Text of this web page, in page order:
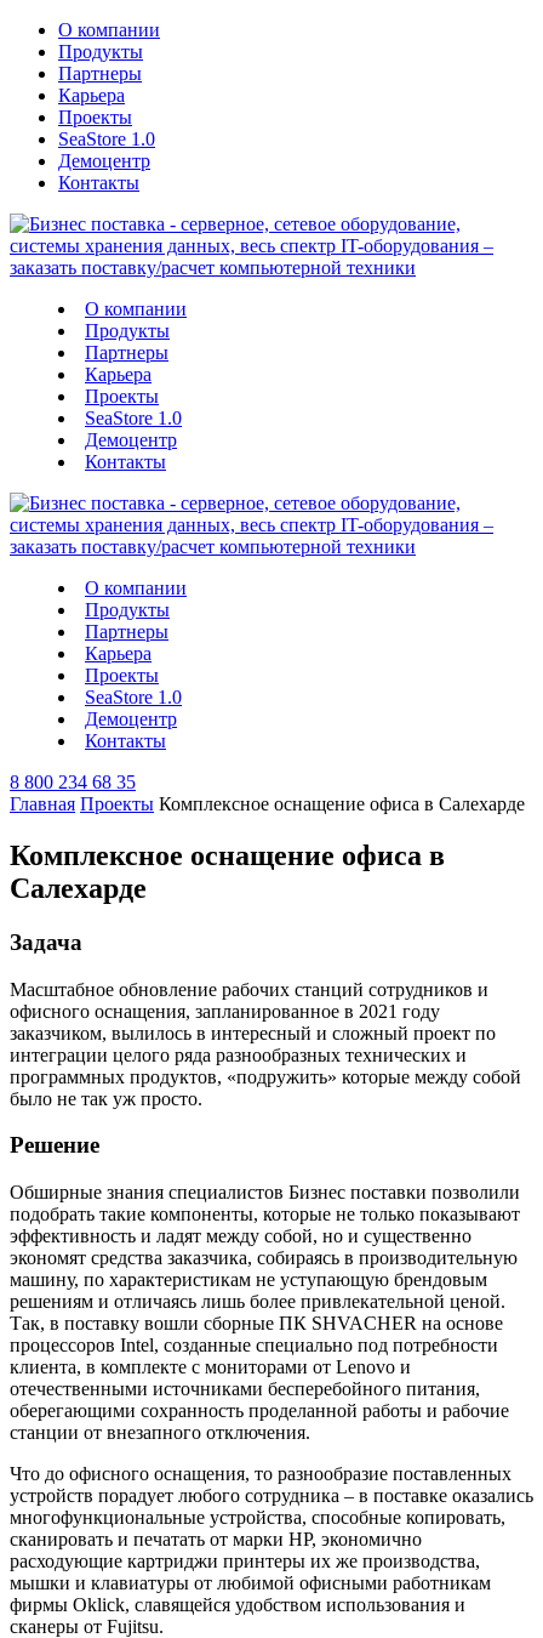
О компании
Продукты
Партнеры
Карьера
Проекты
SeaStore 1.0
Демоцентр
Контакты
О компании
Продукты
Партнеры
Карьера
Проекты
SeaStore 1.0
Демоцентр
Контакты
О компании
Продукты
Партнеры
Карьера
Проекты
SeaStore 1.0
Демоцентр
Контакты
8 800 234 68 35
Главная Проекты Комплексное оснащение офиса в Салехарде
Комплексное оснащение офиса в
Салехарде
Задача
Масштабное обновление рабочих станций сотрудников и
офисного оснащения, запланированное в 2021 году
заказчиком, вылилось в интересный и сложный проект по
интеграции целого ряда разнообразных технических и
программных продуктов, «подружить» которые между собой
было не так уж просто.
Решение
Обширные знания специалистов Бизнес поставки позволили
подобрать такие компоненты, которые не только показывают
эффективность и ладят между собой, но и существенно
экономят средства заказчика, собираясь в производительную
машину, по характеристикам не уступающую брендовым
решениям и отличаясь лишь более привлекательной ценой.
Так, в поставку вошли сборные ПК SHVACHER на основе
процессоров Intel, созданные специально под потребности
клиента, в комплекте с мониторами от Lenovo и
отечественными источниками бесперебойного питания,
оберегающими сохранность проделанной работы и рабочие
станции от внезапного отключения.
Что до офисного оснащения, то разнообразие поставленных
устройств порадует любого сотрудника – в поставке оказались
многофункциональные устройства, способные копировать,
сканировать и печатать от марки НР, экономично
расходующие картриджи принтеры их же производства,
мышки и клавиатуры от любимой офисными работникам
фирмы Oklick, славящейся удобством использования и
сканеры от Fujitsu.